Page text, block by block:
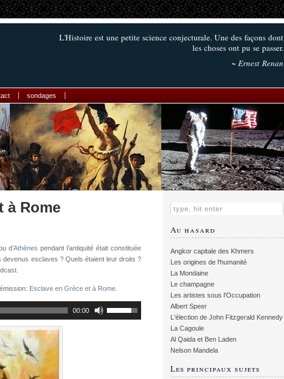
L'Histoire est une petite science conjecturale. Une des façons dont
les choses ont pu se passer.
~ Ernest Renan
sondages
à Rome
d’Athènes pendant l’antiquité était constituée
devenus esclaves ? Quels étaient leur droits ?
Esclave en Grèce et à Rome
00:00
Au hasard
Angkor capitale des Khmers
Les origines de l'humanité
La Mondaine
Le champagne
Les artistes sous l'Occupation
Albert Speer
L'élection de John Fitzgerald Kennedy
La Cagoule
Al Qaida et Ben Laden
Nelson Mandela
Les principaux sujets